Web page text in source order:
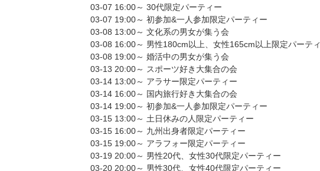
03-07 16:00～ 30代限定パーティー
03-07 19:00～ 初参加&一人参加限定パーティー
03-08 13:00～ 文化系の男女が集う会
03-08 16:00～ 男性180cm以上、女性165cm以上限定パーテ
03-08 19:00～ 婚活中の男女が集う会
03-13 20:00～ スポーツ好き大集合の会
03-14 13:00～ アラサー限定パーティー
03-14 16:00～ 国内旅行好き大集合の会
03-14 19:00～ 初参加&一人参加限定パーティー
03-15 13:00～ 土日休みの人限定パーティー
03-15 16:00～ 九州出身者限定パーティー
03-15 19:00～ アラフォー限定パーティー
03-19 20:00～ 男性20代、女性30代限定パーティー
03-20 20:00～ 男性30代、女性40代限定パーティー